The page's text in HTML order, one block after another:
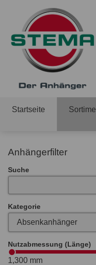
Startseite
Anhängerfilter
Suche
Kategorie
Nutzabmessung (Länge)
1,300 mm